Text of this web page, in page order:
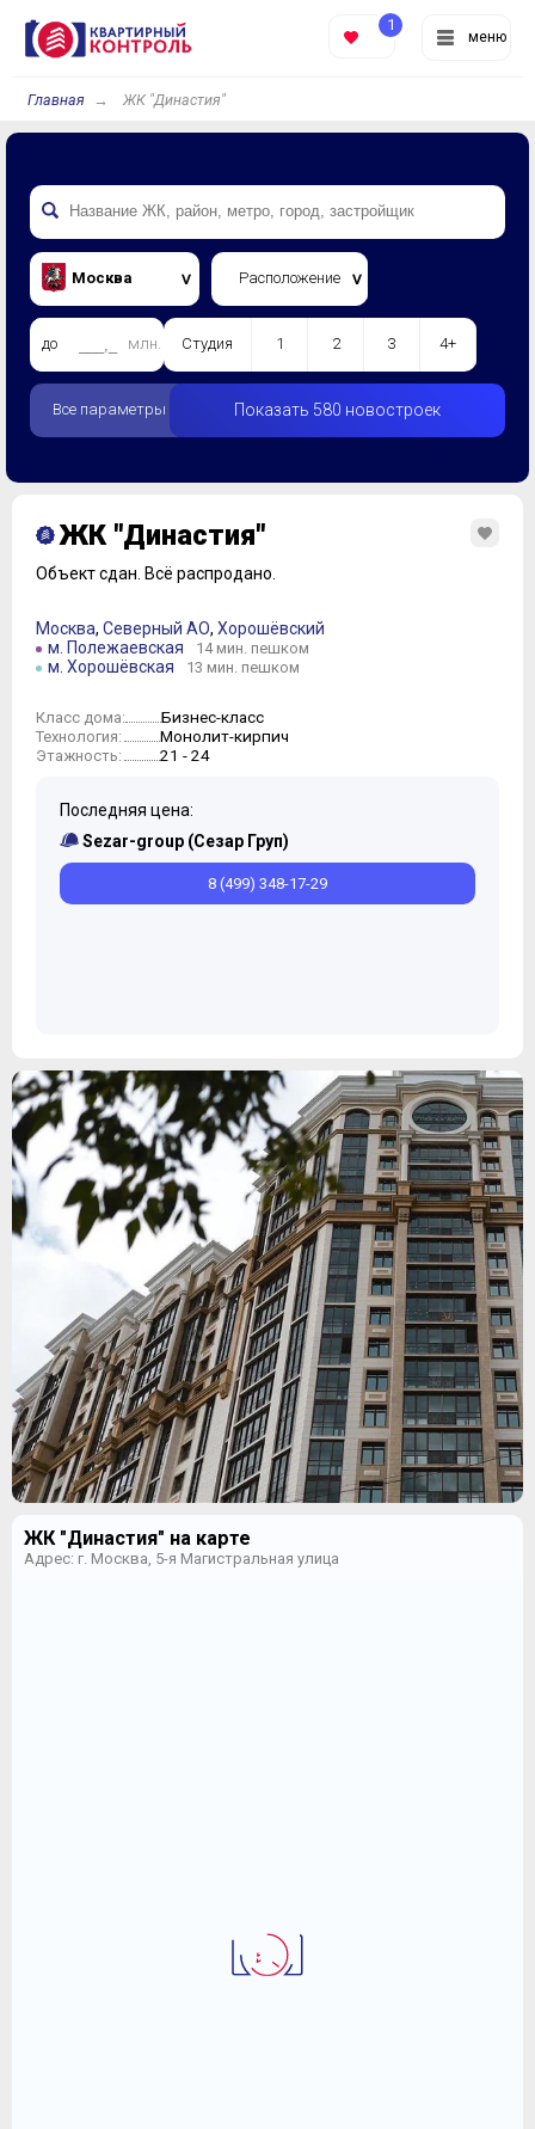
меню
1
Главная ЖК "Династия"
Москва Расположение
до млн. Студия 1 2 3 4+
Все параметры Показать 580 новостроек
ЖК "Династия"
Объект сдан. Всё распродано.
Москва, Северный АО, Хорошёвский
м. Полежаевская
14 мин. пешком
м. Хорошёвская 13 мин. пешком
Класс дома: Бизнес-класс
Технология: Монолит-кирпич
Этажность: 21 - 24
Последняя цена:
Sezar-group (Сезар Груп)
8 (499) 348-17-29
ЖК "Династия" на карте
Адрес: г. Москва, 5-я Магистральная улица